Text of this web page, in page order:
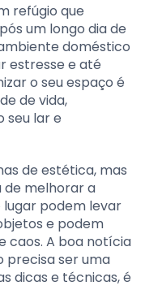
refúgio que
um longo dia de
doméstico
estresse e até
o seu espaço é
de vida,
seu lar e
de estética, mas
melhorar a
lugar podem levar
e podem
caos. A boa notícia
precisa ser uma
dicas e técnicas, é